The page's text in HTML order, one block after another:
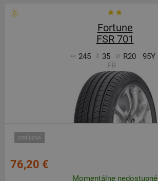
Fortune
FSR 701
245 35 R20
95Y
FR
ZOSÍLENÁ
76,20 €
Momentálne nedostupné